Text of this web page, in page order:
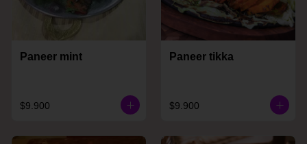
Paneer mint
$9.900
Paneer tikka
$9.900